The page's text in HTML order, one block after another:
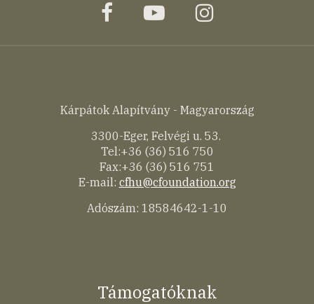
facebookyoutubeinstagram
Kárpátok Alapítvány - Magyarország
3300-Eger, Felvégi u. 53.
Tel:+36 (36) 516 750
Fax:+36 (36) 516 751
E-mail: cfhu@cfoundation.org
Adószám: 18584642-1-10
Támogatóknak